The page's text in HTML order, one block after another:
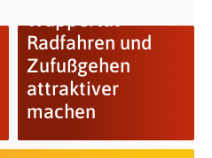
Radfahren und
Zufußgehen
attraktiver
machen